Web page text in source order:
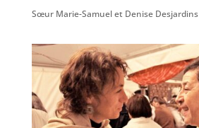
Sœur Marie-Samuel et Denise Desjardins